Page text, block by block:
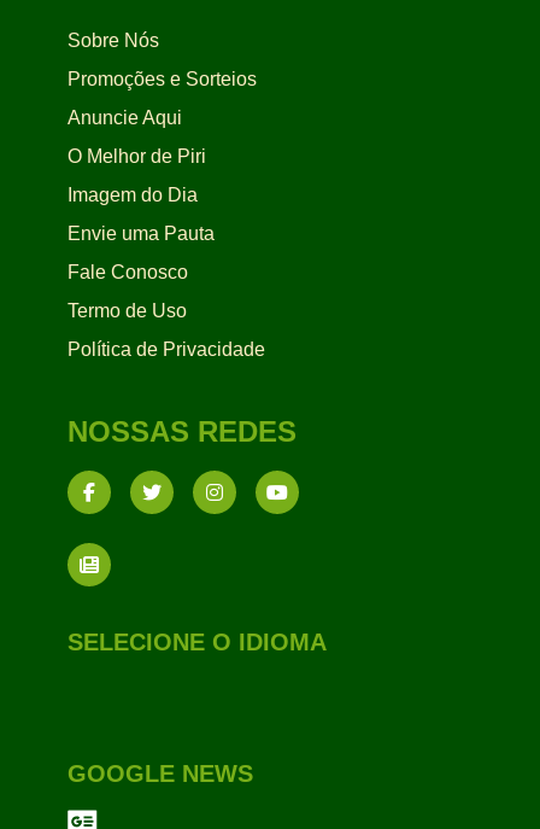
Sobre Nós
Promoções e Sorteios
Anuncie Aqui
O Melhor de Piri
Imagem do Dia
Envie uma Pauta
Fale Conosco
Termo de Uso
Política de Privacidade
NOSSAS REDES
SELECIONE O IDIOMA
GOOGLE NEWS